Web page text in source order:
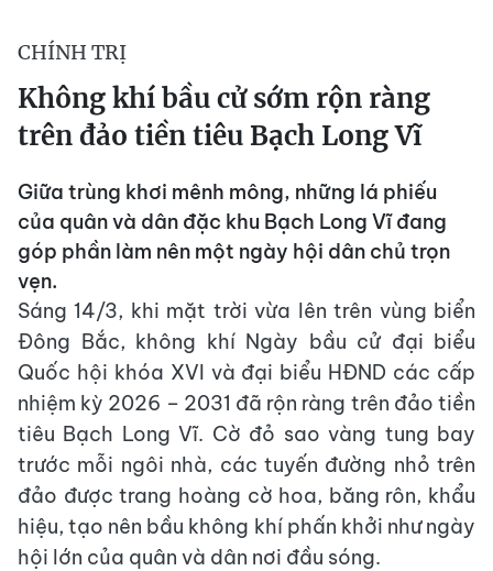
CHÍNH TRỊ
Không khí bầu cử sớm rộn ràng
trên đảo tiền tiêu Bạch Long Vĩ
Giữa trùng khơi mênh mông, những lá phiếu
của quân và dân đặc khu Bạch Long Vĩ đang
góp phần làm nên một ngày hội dân chủ trọn
vẹn.
Sáng 14/3, khi mặt trời vừa lên trên vùng biển
Đông Bắc, không khí Ngày bầu cử đại biểu
Quốc hội khóa XVI và đại biểu HĐND các cấp
nhiệm kỳ 2026 – 2031 đã rộn ràng trên đảo tiền
tiêu Bạch Long Vĩ. Cờ đỏ sao vàng tung bay
trước mỗi ngôi nhà, các tuyến đường nhỏ trên
đảo được trang hoàng cờ hoa, băng rôn, khẩu
hiệu, tạo nên bầu không khí phấn khởi như ngày
hội lớn của quân và dân nơi đầu sóng.